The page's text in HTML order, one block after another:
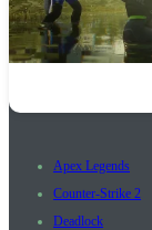
Apex Legends
Counter-Strike 2
Deadlock